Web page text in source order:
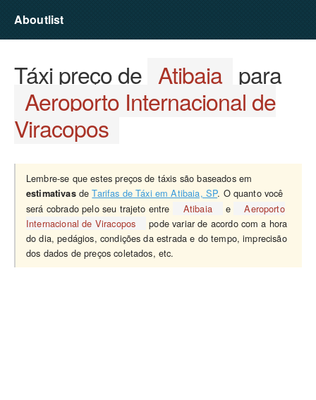
Aboutlist
Táxi preço de Atibaia para
Aeroporto Internacional de
Viracopos
Lembre-se que estes preços de táxis são baseados em
estimativasdeTarifas de Táxi em Atibaia, SP. O quanto você
será cobrado pelo seu trajeto entre
Atibaia e
Aeroporto
Internacional de Viracopos
pode variar de acordo com a hora
do dia, pedágios, condições da estrada e do tempo, imprecisão
dos dados de preços coletados, etc.